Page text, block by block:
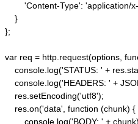
'Content-Type':
    }
};
var req = http.request(options,
console.log('STATUS: ' +
console.log('HEADERS: ' +
    res.setEncoding('utf8');
    res.on('data', function (chunk) {
console.log('BODY: ' +